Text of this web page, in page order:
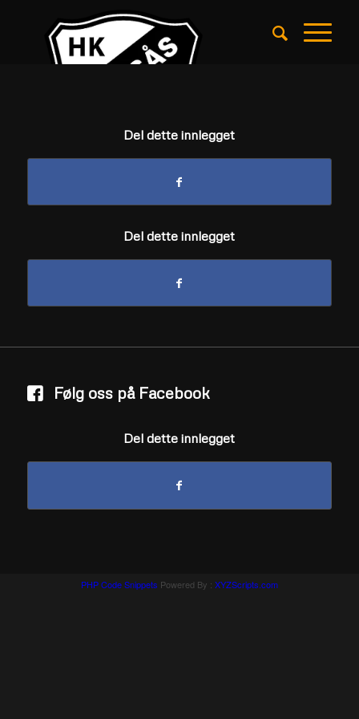
Del dette innlegget
Del dette innlegget
Følg oss på Facebook
Del dette innlegget
PHP Code Snippets Powered By : XYZScripts.com